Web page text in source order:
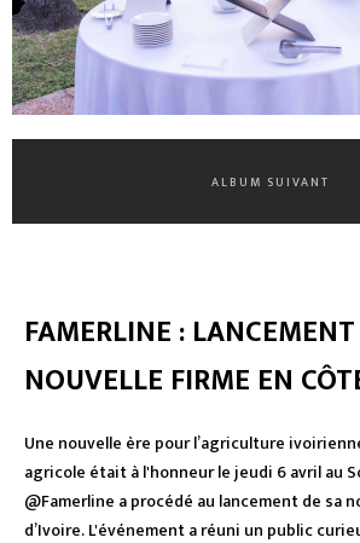
ALBUM SUIVANT
FAMERLINE :
NOUVELLE FIRME EN
Une nouvelle ère pour l’agriculture
agricole était à l'honneur le jeudi 6 avril au
@Famerline a procédé au lancement de sa
d’Ivoire. L'événement a réuni un public